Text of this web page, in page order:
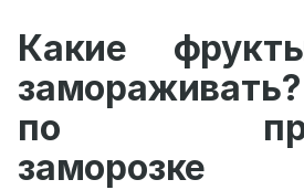
Какие
по
заморозке